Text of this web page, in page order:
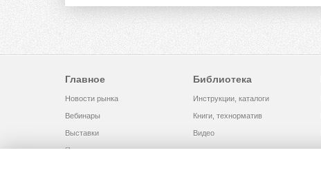
Главное
Новости рынка
Вебинары
Выставки
Помощь
Библиотека
Инструкции, каталоги
Книги, технорматив
Видео